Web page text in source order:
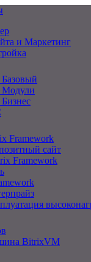
и Маркетинг
Модули
Framework
сайт
Framework
BitrixVM